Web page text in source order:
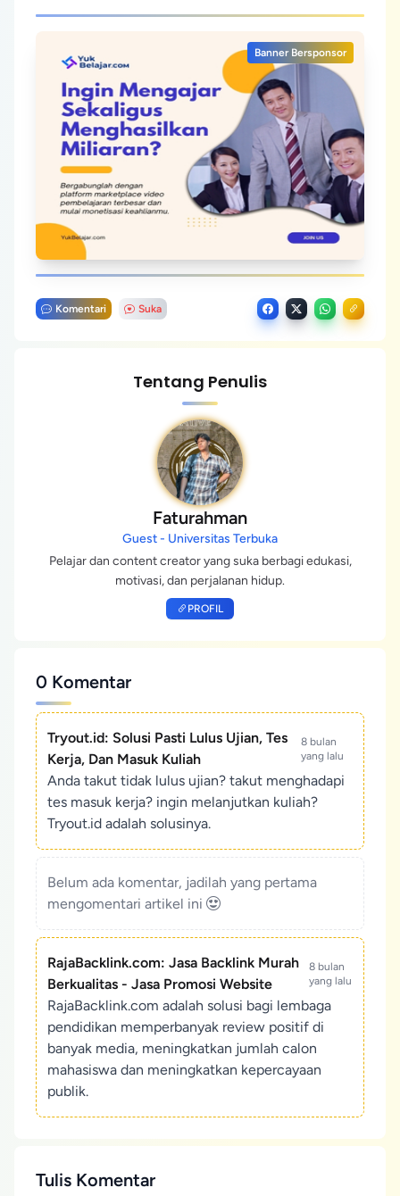
Banner Bersponsor
Komentari Suka
Tentang Penulis
Faturahman
Guest - Universitas Terbuka
Pelajar dan content creator yang suka berbagi edukasi,
motivasi, dan perjalanan hidup.
PROFIL
0 Komentar
Tryout.id: Solusi Pasti Lulus Ujian, Tes
Kerja, Dan Masuk Kuliah
8 bulan
yang lalu
Anda takut tidak lulus ujian? takut menghadapi
tes masuk kerja? ingin melanjutkan kuliah?
Tryout.id adalah solusinya.
Belum ada komentar, jadilah yang pertama
mengomentari artikel ini
RajaBacklink.com: Jasa Backlink Murah
Berkualitas - Jasa Promosi Website
8 bulan
yang lalu
RajaBacklink.com adalah solusi bagi lembaga
pendidikan memperbanyak review positif di
banyak media, meningkatkan jumlah calon
mahasiswa dan meningkatkan kepercayaan
publik.
Tulis Komentar